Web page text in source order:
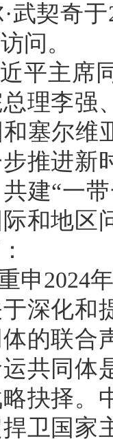
武契奇
问。
平主席
理李强
塞尔维
推进新
建“一
和地区
申2024
深化和
的联合
共同体
抉择。
卫国家